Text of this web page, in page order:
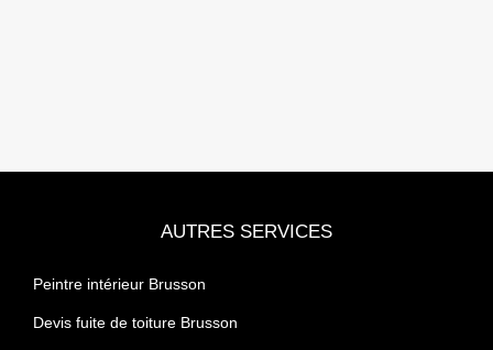
AUTRES SERVICES
Peintre intérieur Brusson
Devis fuite de toiture Brusson